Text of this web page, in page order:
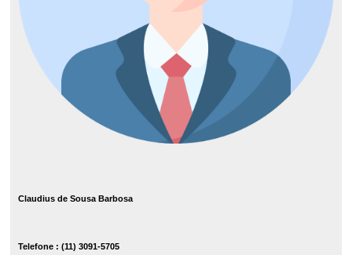
Claudius de Sousa Barbosa
Telefone : (11) 3091-5705